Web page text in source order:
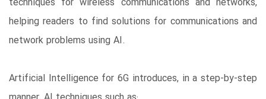
helping readers to find solutions for communications and
network problems using AI.
Artificial Intelligence for 6G introduces, in a step-by-step